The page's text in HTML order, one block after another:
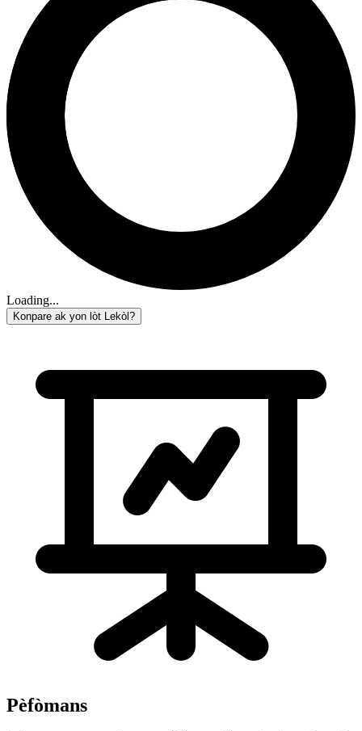
Loading...
Konpare ak yon lòt Lekòl?
Pèfòmans